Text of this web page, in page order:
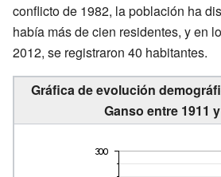
conflicto de 1982, la población ha
había más de cien residentes, y en
2012, se registraron 40 habitantes.
Gráfica de evolución
Ganso entre 1911